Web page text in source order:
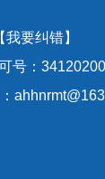
要纠错】
号：